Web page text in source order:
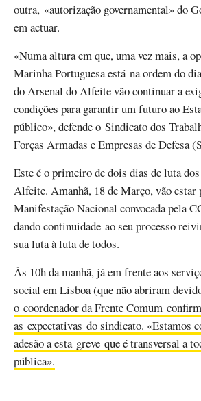
outra, «autorização governamental» do
em actuar.
«Numa altura em que, uma vez mais, a
Marinha Portuguesa está na ordem do
do Arsenal do Alfeite vão continuar a
condições para garantir um futuro ao
público», defende o Sindicato dos
Forças Armadas e Empresas de Defesa
Este é o primeiro de dois dias de luta
Alfeite. Amanhã, 18 de Março, vão estar
Manifestação Nacional convocada pela
dando continuidade ao seu processo
sua luta à luta de todos.
Às 10h da manhã, já em frente aos
social em Lisboa (que não abriram
o coordenador da Frente Comum
as expectativas do sindicato. «Estamos
adesão a esta greve que é transversal a
pública».